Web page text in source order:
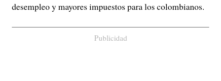
desempleo y mayores impuestos para los colombianos.
Publicidad